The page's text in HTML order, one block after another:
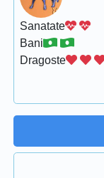
Sanatate
Bani
Dragoste